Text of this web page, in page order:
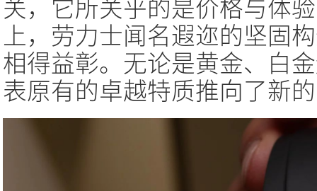
上，劳力士闻名遐迩的坚固
相得益彰。无论是黄金、白
表原有的卓越特质推向了新